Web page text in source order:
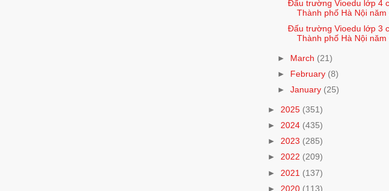
Đấu trường Vioedu lớp 4
Thành phố Hà Nội năm
Đấu trường Vioedu lớp 3
Thành phố Hà Nội năm
► March (21)
►
February (8)
►January (25)
► 2025 (351)
► 2024 (435)
► 2023 (285)
► 2022 (209)
► 2021 (137)
► 2020 (113)